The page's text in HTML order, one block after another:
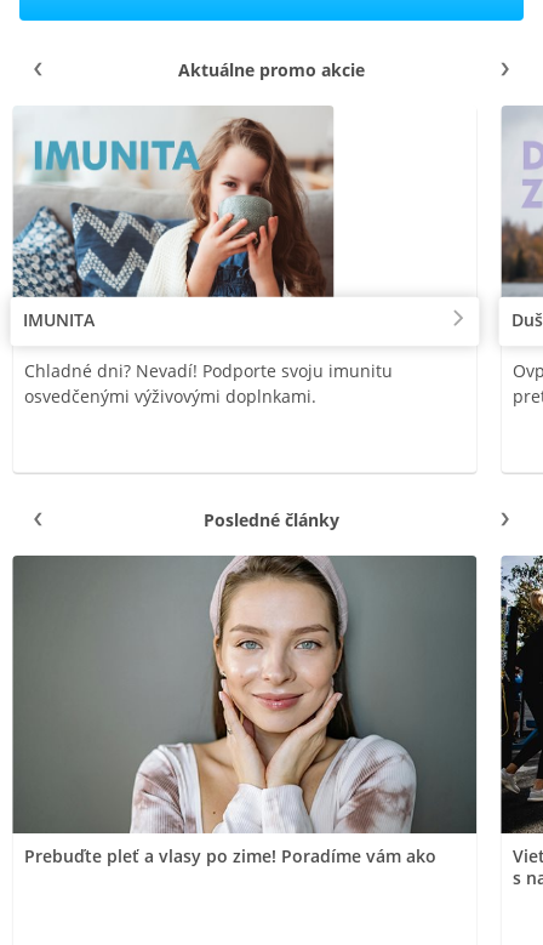
Aktuálne promo akcie
IMUNITA
Chladné dni? Nevadí! Podporte svoju imunitu
osvedčenými výživovými doplnkami.
Posledné články
Prebuďte pleť a vlasy po zime! Poradíme vám ako
s